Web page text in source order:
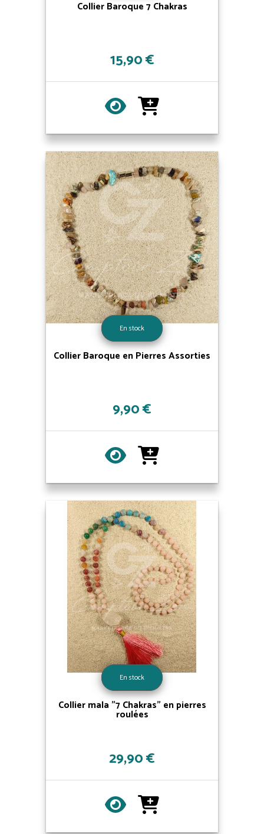
Collier Baroque 7 Chakras
15,90 €
En stock
Collier Baroque en Pierres Assorties
9,90 €
En stock
Collier mala "7 Chakras" en pierres
roulées
29,90 €